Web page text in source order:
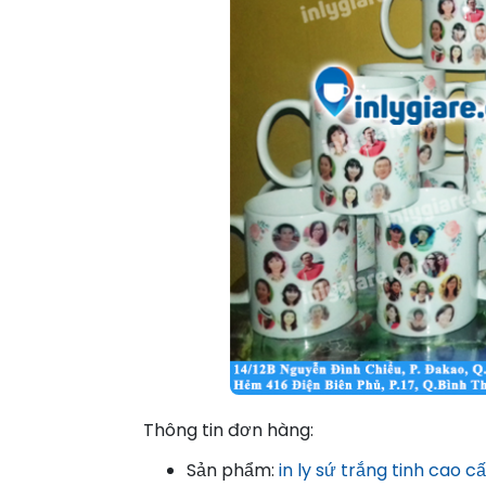
Thông tin đơn hàng:
Sản phẩm: in ly sứ trắng tinh cao